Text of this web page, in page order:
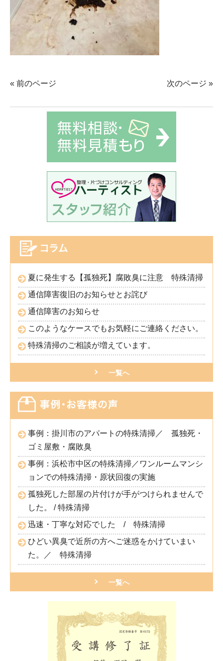
« 前のページ 次のページ »
夏に発生する【孤独死】腐敗臭に注意 特殊清掃
通信障害復旧のお知らせとお詫び
通信障害のお知らせ
このようなケースでもお気軽にご連絡ください。
特殊清掃のご相談が増えています。
一覧へ
事例：掛川市のアパートの特殊清掃／ 孤独死・
ゴミ屋敷・腐敗臭
事例：浜松市中区の特殊清掃／ワンルームマンシ
ョンでの特殊清掃・原状回復の実施
孤独死した部屋の片付けが手がつけられませんで
した。 / 特殊清掃
迅速・丁寧な対応でした / 特殊清掃
ひどい異臭で近所の方へご迷惑をかけていまい
た。／ 特殊清掃
一覧へ